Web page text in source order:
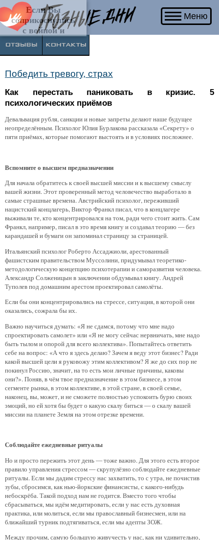
Если Вы соприкоснулись с войной и хотите
поделиться своим опытом и мыслями, напишите
Меню
Победить тревогу, страх
Как перестать паниковать в кризис. 5
психологических приёмов
Девальвация рубля, санкции и новые запреты делают наше будущее
неопределённым. Психолог Юлия Бурлакова рассказала «Секрету» о
пяти приёмах, которые помогают выстоять и в условиях посложнее.
Вспомните о высшем предназначении
Для начала обратитесь к своей высшей миссии и к высшему смыслу
вашей жизни. Этот проверенный метод человечество выработало в
самые страшные времена. Австрийский психолог, переживший
нацистский концлагерь, Виктор Франкл писал, что в концлагере
выживали те, кто концентрировался на том, ради чего стоит жить. Сам
Франкл, например, писал в это время книгу и создавал теорию — без
карандашей и бумаги он запоминал страницу за страницей.
Итальянский психолог Роберто Ассаджиоли, арестованный
фашистским правительством Муссолини, придумывал теоретико-
методологическую концепцию психотерапии и саморазвития человека.
Александр Солженицын в заключении обдумывал книгу. Андрей
Туполев под домашним арестом проектировал самолёты.
Если бы они концентрировались на стрессе, ситуация, в которой они
оказались, сожрала бы их.
Важно научиться думать: «Я не сдамся, потому что мне надо
спроектировать самолет» или «Я не могу сейчас нервничать, мне надо
быть тылом и опорой для всего коллектива». Попытайтесь ответить
себе на вопрос: «А что я здесь делаю? Зачем я веду этот бизнес? Ради
какой высшей цели я руковожу этим коллективом? Я же до сих пор не
покинул Россию, значит, на то есть мои личные причины, каковы
они?». Поняв, в чём твое предназначение в этом бизнесе, в этом
сегменте рынка, в этом коллективе, в этой стране, в своей семье,
наконец, вы, может, и не сможете полностью успокоить бурю своих
эмоций, но ей хотя бы будет о какую скалу биться — о скалу вашей
миссии на планете Земля на этом отрезке времени.
Соблюдайте ежедневные ритуалы
Но и просто пережить этот день — тоже важно. Для этого есть второе
правило управления стрессом — скрупулёзно соблюдайте ежедневные
ритуалы. Если мы дадим стрессу нас захватить, то с утра, не почистив
зубы, сбросимся, как нью-йоркские финансисты, с какого-нибудь
небоскрёба. Такой подход нам не годится. Вместо того чтобы
сбрасываться, мы идём медитировать, если у нас есть духовная
практика, или молиться, если мы православный бизнесмен, или на
ближайший турник подтягиваться, если мы адепты ЗОЖ.
Между прочим, самую большую живучесть у нас, как ни удивительно,